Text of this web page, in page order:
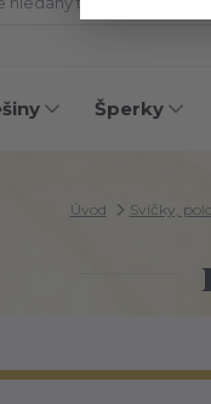
Šperky
Úvod Svíčky,